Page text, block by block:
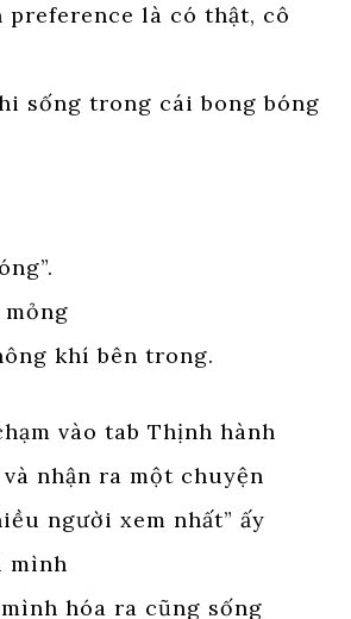
preference là có thật, cô
sống trong cái bong bóng
khí bên trong.
vào tab Thịnh hành
nhận ra một chuyện
người xem nhất” ấy
mình
hóa ra cũng sống